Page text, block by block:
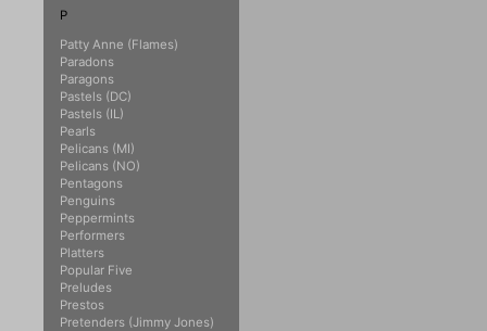
P
Patty Anne (Flames)
Paradons
Paragons
Pastels (DC)
Pastels (IL)
Pearls
Pelicans (MI)
Pelicans (NO)
Pentagons
Penguins
Peppermints
Performers
Platters
Popular Five
Preludes
Prestos
Pretenders (Jimmy Jones)